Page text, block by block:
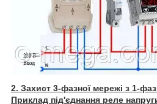
2. Захист 3-фазної мережі з 1-
Приклад під'єднання реле